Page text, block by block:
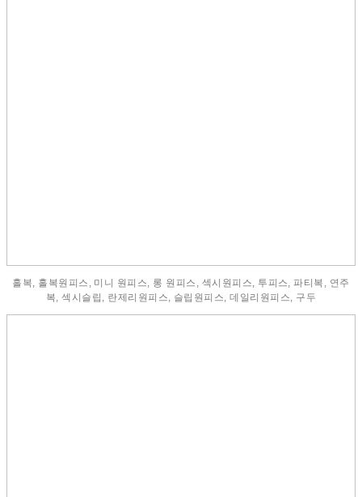
홀복, 홀복원피스, 미니 원피스, 롱 원피스, 섹시원피스, 투피스, 파티복, 연주
복, 섹시슬립, 란제리원피스, 슬립원피스, 데일리원피스, 구두